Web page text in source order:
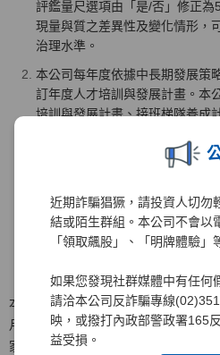
近期詐騙猖獗，請投資人切勿
結或陌生群組。本公司不會以
「領取飆股」、「明牌體驗」
如果您發現社群媒體中有任何
請洽本公司反詐騙專線
映，或撥打內政部警政署165
益受損。
評鑑量尺選項由「是/否」修正
現量與質之差異性及變化情形，
治理水準。
本公司每年度依據中長期發展策
訂年度人才培訓與發展計畫。本
培訓與發展計畫、接班梯隊養成
升暨調薪等，使董事會能夠確實
關部門已建立即時提報董事會及
會及獨立董事均能掌握市場變化
本公司於2021年底委託「社團法人中
月1日~2021年9月30日期間進行董事
家二位分別就1.董事會之組成、 2.董